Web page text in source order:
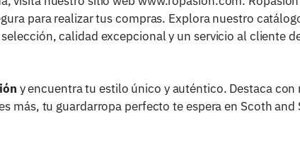
para realizar tus compras. Explora nuestro
calidad excepcional y un servicio al cliente
y encuentra tu estilo único y auténtico. Destaca
más, tu guardarropa perfecto te espera en Scoth and